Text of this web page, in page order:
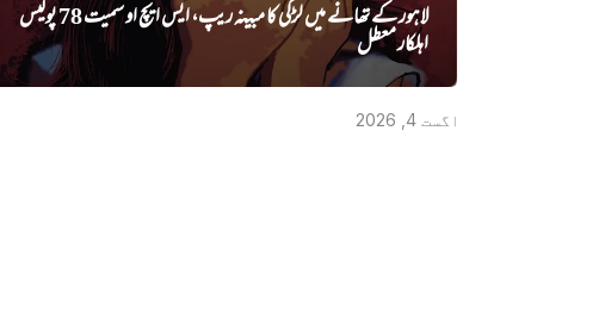
لاہور کے تھانے میں لڑکی کا مبینہ ریپ، ایس ایچ او سمیت 78 پولیس
اہلکار معطل
اگست 4, 2026